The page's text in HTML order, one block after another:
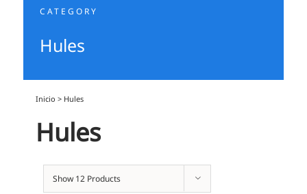
CATEGORY
Hules
Inicio > Hules
Hules
Show 12 Products